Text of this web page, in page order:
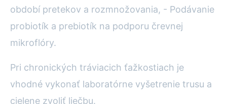
období pretekov a rozmnožovania, - Podávanie
probiotík a prebiotík na podporu črevnej
mikroflóry.
Pri chronických tráviacich ťažkostiach je
vhodné vykonať laboratórne vyšetrenie trusu a
cielene zvoliť liečbu.